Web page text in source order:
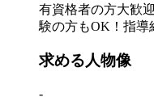
有資格者の方大歓
験の方もOK！指導
求める人物像
-